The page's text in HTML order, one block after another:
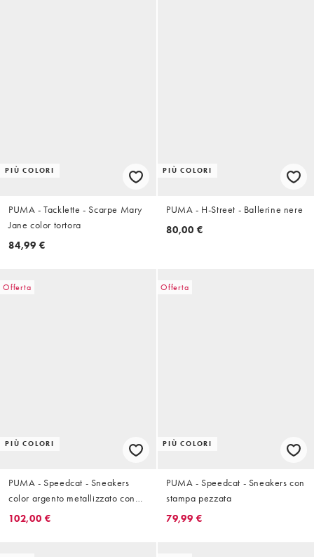
PIÙ COLORI
PUMA - Tacklette - Scarpe Mary
Jane color tortora
84,99 €
PIÙ COLORI
PUMA - H-Street - Ballerine nere
80,00 €
Offerta
PIÙ COLORI
PUMA - Speedcat - Sneakers
color argento metallizzato con
suola in gomma
102,00 €
Offerta
PIÙ COLORI
PUMA - Speedcat - Sneakers con
stampa pezzata
79,99 €